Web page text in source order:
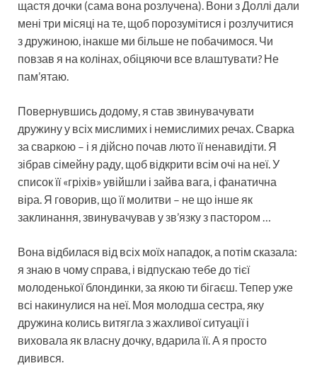
щастя дочки (сама вона розлучена). Вони з Доллі дали
мені три місяці на те, щоб порозумітися і розлучитися
з дружиною, інакше ми більше не побачимося. Чи
повзав я на колінах, обіцяючи все влаштувати? Не
пам’ятаю.
Повернувшись додому, я став звинувачувати
дружину у всіх мислимих і немислимих речах. Сварка
за сваркою – і я дійсно почав люто її ненавидіти. Я
зібрав сімейну раду, щоб відкрити всім очі на неї. У
список її «гріхів» увійшли і зайва вага, і фанатична
віра. Я говорив, що її молитви – не що інше як
заклинання, звинувачував у зв’язку з пастором …
Вона відбилася від всіх моїх нападок, а потім сказала:
я знаю в чому справа, і відпускаю тебе до тієї
молоденької блондинки, за якою ти бігаєш. Тепер уже
всі накинулися на неї. Моя молодша сестра, яку
дружина колись витягла з жахливої ​​ситуації і
виховала як власну дочку, вдарила її. А я просто
дивився.